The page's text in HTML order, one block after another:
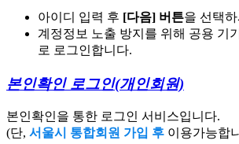
아이디 입력 후 [다음] 버튼을 선택
계정정보 노출 방지를 위해 공용 기
로 로그인합니다.
본인확인 로그인(개인회원)
본인확인을 통한 로그인 서비스입니다.
(단, 서울시 통합회원 가입 후 이용가능합